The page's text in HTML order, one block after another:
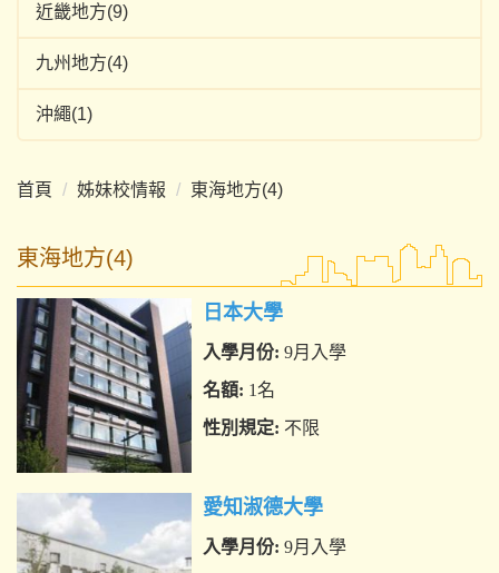
近畿地方(9)
九州地方(4)
沖繩(1)
首頁 姊妹校情報 東海地方(4)
東海地方(4)
日本大學
入學月份:9月入學
名額: 1名
性別規定: 不限
申請資格:N2以上，建議學生具N1
愛知淑德大學
入學月份:9月入學